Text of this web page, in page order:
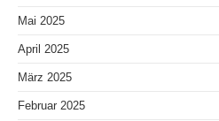
Mai 2025
April 2025
März 2025
Februar 2025